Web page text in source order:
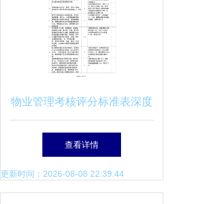
物业管理考核评分标准表深度
解析 构建科学的物业服务评
估体系
查看详情
更新时间：2026-08-08 22:39:44